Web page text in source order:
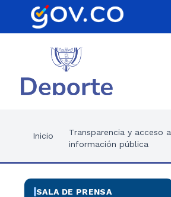
Inicio
Transparencia y acceso a
información pública
SALA DE PRENSA